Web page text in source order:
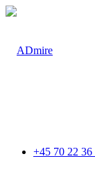
+45 70 22 36